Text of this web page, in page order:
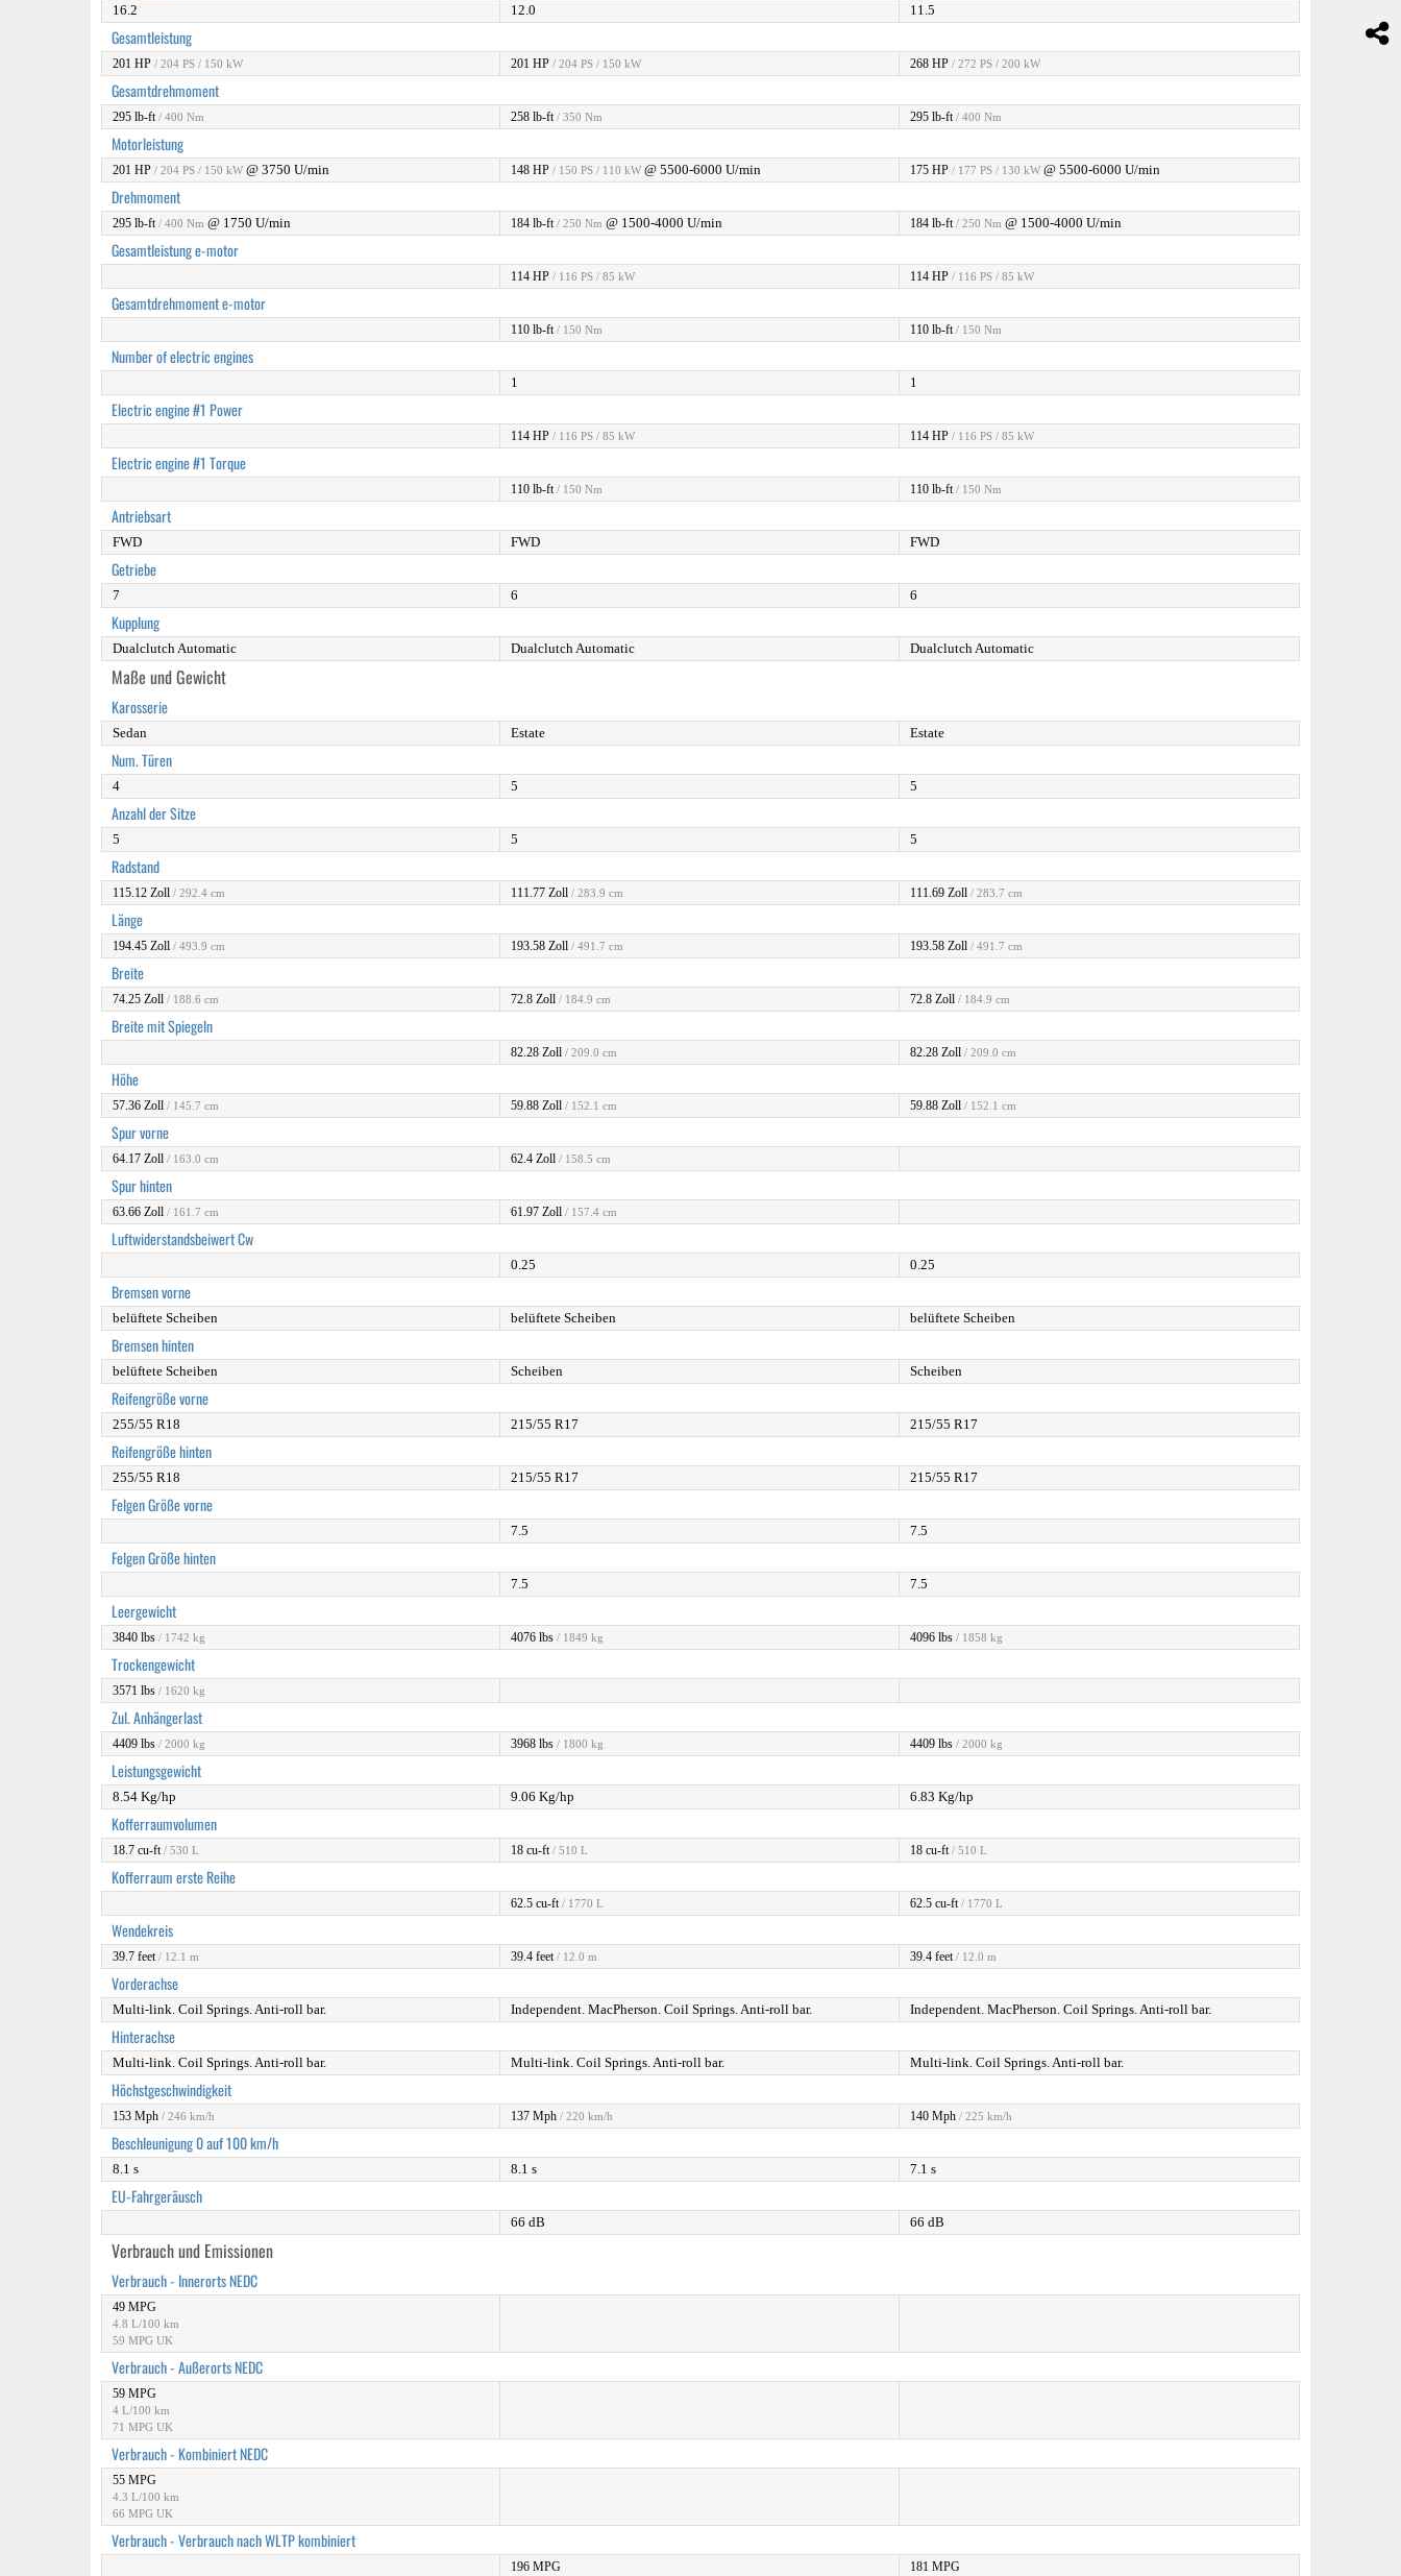
16.2 12.0 11.5
Gesamtleistung
201 HP / 204 PS / 150 kW 201 HP / 204 PS / 150 kW 268 HP / 272 PS / 200 kW
Gesamtdrehmoment
295 lb-ft / 400 Nm 258 lb-ft / 350 Nm 295 lb-ft / 400 Nm
Motorleistung
201 HP / 204 PS / 150 kW @ 3750 U/min 148 HP / 150 PS / 110 kW @ 5500-6000 U/min 175 HP / 177 PS / 130 kW @ 5500-6000 U/min
Drehmoment
295 lb-ft / 400 Nm @ 1750 U/min 184 lb-ft / 250 Nm @ 1500-4000 U/min 184 lb-ft / 250 Nm @ 1500-4000 U/min
Gesamtleistung e-motor
114 HP / 116 PS / 85 kW 114 HP / 116 PS / 85 kW
Gesamtdrehmoment e-motor
110 lb-ft / 150 Nm 110 lb-ft / 150 Nm
Number of electric engines
1 1
Electric engine #1 Power
114 HP / 116 PS / 85 kW 114 HP / 116 PS / 85 kW
Electric engine #1 Torque
110 lb-ft / 150 Nm 110 lb-ft / 150 Nm
Antriebsart
FWD FWD FWD
Getriebe
7 6 6
Kupplung
Dualclutch Automatic Dualclutch Automatic Dualclutch Automatic
Maße und Gewicht
Karosserie
Sedan Estate Estate
Num. Türen
4 5 5
Anzahl der Sitze
5 5 5
Radstand
115.12 Zoll / 292.4 cm 111.77 Zoll / 283.9 cm 111.69 Zoll / 283.7 cm
Länge
194.45 Zoll / 493.9 cm 193.58 Zoll / 491.7 cm 193.58 Zoll / 491.7 cm
Breite
74.25 Zoll / 188.6 cm 72.8 Zoll / 184.9 cm 72.8 Zoll / 184.9 cm
Breite mit Spiegeln
82.28 Zoll / 209.0 cm 82.28 Zoll / 209.0 cm
Höhe
57.36 Zoll / 145.7 cm 59.88 Zoll / 152.1 cm 59.88 Zoll / 152.1 cm
Spur vorne
64.17 Zoll / 163.0 cm 62.4 Zoll / 158.5 cm
Spur hinten
63.66 Zoll / 161.7 cm 61.97 Zoll / 157.4 cm
Luftwiderstandsbeiwert Cw
0.25 0.25
Bremsen vorne
belüftete Scheiben belüftete Scheiben belüftete Scheiben
Bremsen hinten
belüftete Scheiben Scheiben Scheiben
Reifengröße vorne
255/55 R18 215/55 R17 215/55 R17
Reifengröße hinten
255/55 R18 215/55 R17 215/55 R17
Felgen Größe vorne
7.5 7.5
Felgen Größe hinten
7.5 7.5
Leergewicht‎
3840 lbs / 1742 kg 4076 lbs / 1849 kg 4096 lbs / 1858 kg
Trockengewicht
3571 lbs / 1620 kg
Zul. Anhängerlast
4409 lbs / 2000 kg 3968 lbs / 1800 kg 4409 lbs / 2000 kg
Leistungsgewicht
8.54 Kg/hp 9.06 Kg/hp 6.83 Kg/hp
Kofferraumvolumen
18.7 cu-ft / 530 L 18 cu-ft / 510 L 18 cu-ft / 510 L
Kofferraum erste Reihe
62.5 cu-ft / 1770 L 62.5 cu-ft / 1770 L
Wendekreis
39.7 feet / 12.1 m 39.4 feet / 12.0 m 39.4 feet / 12.0 m
Vorderachse
Multi-link. Coil Springs. Anti-roll bar. Independent. MacPherson. Coil Springs. Anti-roll bar. Independent. MacPherson. Coil Springs. Anti-roll bar.
Hinterachse
Multi-link. Coil Springs. Anti-roll bar. Multi-link. Coil Springs. Anti-roll bar. Multi-link. Coil Springs. Anti-roll bar.
Höchstgeschwindigkeit
153 Mph / 246 km/h 137 Mph / 220 km/h 140 Mph / 225 km/h
Beschleunigung 0 auf 100 km/h
8.1 s 8.1 s 7.1 s
EU-Fahrgeräusch
66 dB 66 dB
Verbrauch und Emissionen
Verbrauch - Innerorts NEDC
49 MPG
4.8 L/100 km
59 MPG UK
Verbrauch - Außerorts NEDC
59 MPG
4 L/100 km
71 MPG UK
Verbrauch - Kombiniert NEDC
55 MPG
4.3 L/100 km
66 MPG UK
Verbrauch - Verbrauch nach WLTP kombiniert
196 MPG 181 MPG